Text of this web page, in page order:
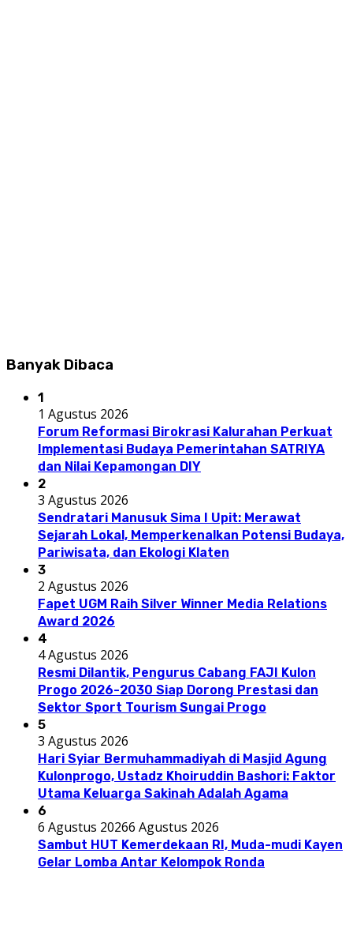
Banyak Dibaca
1
1 Agustus 2026
Forum Reformasi Birokrasi Kalurahan Perkuat
Implementasi Budaya Pemerintahan SATRIYA
dan Nilai Kepamongan DIY
2
3 Agustus 2026
Sendratari Manusuk Sima I Upit: Merawat
Sejarah Lokal, Memperkenalkan Potensi Budaya,
Pariwisata, dan Ekologi Klaten
3
2 Agustus 2026
Fapet UGM Raih Silver Winner Media Relations
Award 2026
4
4 Agustus 2026
Resmi Dilantik, Pengurus Cabang FAJI Kulon
Progo 2026-2030 Siap Dorong Prestasi dan
Sektor Sport Tourism Sungai Progo
5
3 Agustus 2026
Hari Syiar Bermuhammadiyah di Masjid Agung
Kulonprogo, Ustadz Khoiruddin Bashori: Faktor
Utama Keluarga Sakinah Adalah Agama
6
6 Agustus 20266 Agustus 2026
Sambut HUT Kemerdekaan RI, Muda-mudi Kayen
Gelar Lomba Antar Kelompok Ronda